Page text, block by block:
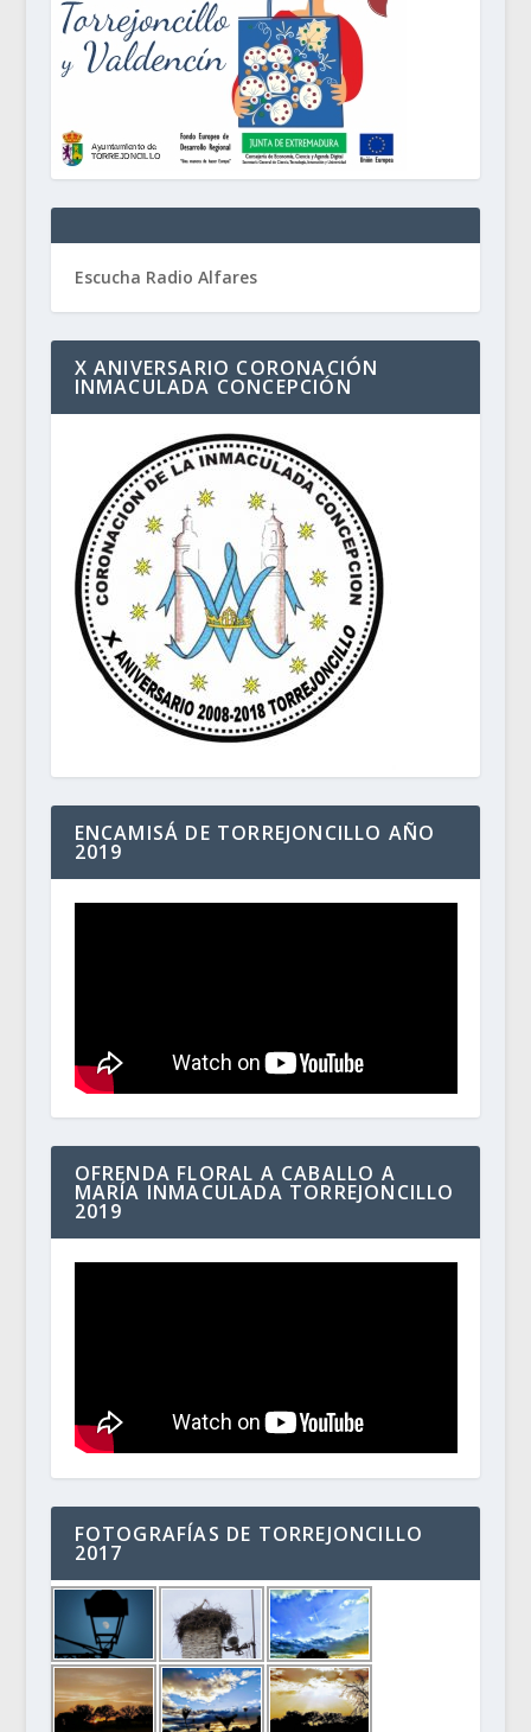
Escucha Radio Alfares
X ANIVERSARIO CORONACIÓN
INMACULADA CONCEPCIÓN
ENCAMISÁ DE TORREJONCILLO AÑO
2019
OFRENDA FLORAL A CABALLO A
MARÍA INMACULADA TORREJONCILLO
2019
FOTOGRAFÍAS DE TORREJONCILLO
2017